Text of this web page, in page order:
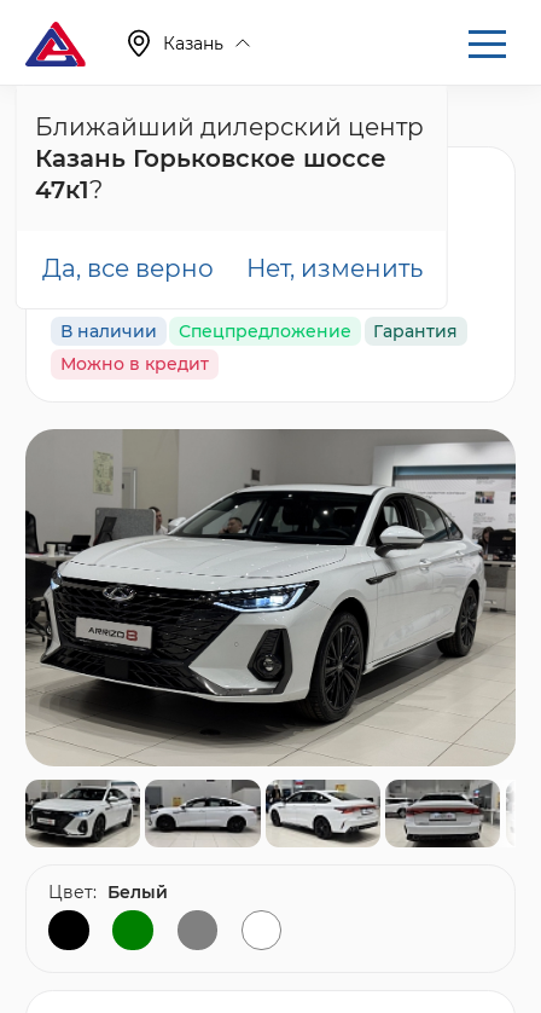
Казань
Ближайший дилерский центр
Казань Горьковское шоссе
47к1?
Да, все верно Нет, изменить
Главная Каталог Новые автомобили Arrizo 8
Chery Arrizo 8 Ультра
белый
В наличии Спецпредложение
Гарантия
Можно в кредит
Цвет: Белый